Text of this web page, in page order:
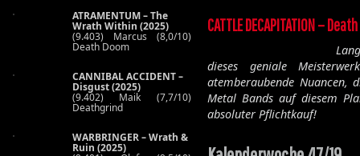
ATRAMENTUM – The
Wrath Within (2025)
(9.403) Marcus (8,0/10)
Death Doom
CANNIBAL ACCIDENT –
Disgust (2025)
(9.402) Maik (7,7/10)
Deathgrind
WARBRINGER – Wrath &
Ruin (2025)
CATTLE DECAPITATION –
dieses geniale
atemberaubende Nuancen,
Metal Bands auf diesem
absoluter Pflichtkauf!